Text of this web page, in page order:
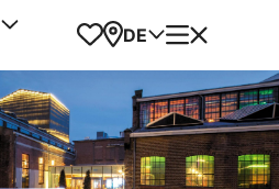
Favoriten
Karte
DE Menü